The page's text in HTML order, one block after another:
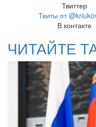
Твиттер
Твиты от
В контакте
ЧИТАЙТЕ